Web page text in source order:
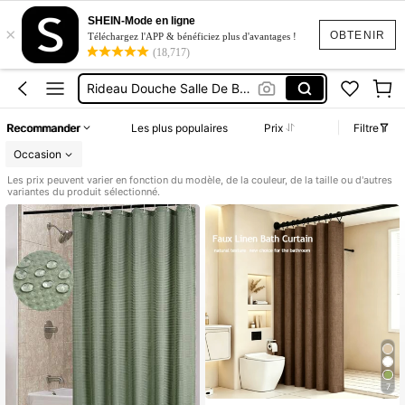
OBTENIR
×
SHEIN-Mode en ligne
Téléchargez l'APP & bénéficiez plus d'avantages !
(18,717)
Rideau De Douche
Rideau De Douche Imperméable Lavable
Rideau De Douche Vert
Recommander Les plus populaires Prix
Filtre
Occasion
Les prix peuvent varier en fonction du modèle, de la couleur, de la taille ou d'autres
variantes du produit sélectionné.
7